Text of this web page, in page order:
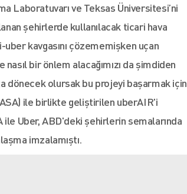
Laboratuvarı ve Teksas Üniversitesi’ni
şehirlerde kullanılacak ticari hava
kavgasını çözememişken uçan
bir önlem alacağımızı da şimdiden
dönecek olursak bu projeyi başarmak için
ile birlikte geliştirilen uberAIR'i
ile Uber, ABD'deki şehirlerin semalarında
imzalamıştı.